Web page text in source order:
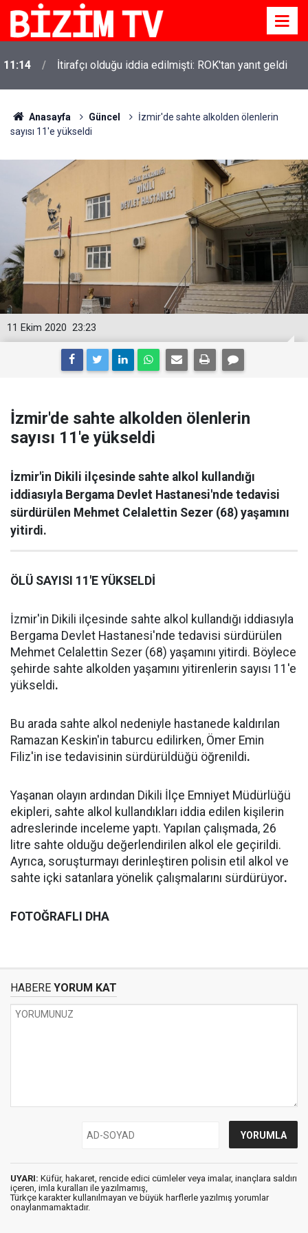
11:14 İtirafçı olduğu iddia edilmişti: ROK'tan yanıt geldi
Anasayfa Güncel
İzmir'de sahte alkolden ölenlerin
sayısı 11'e yükseldi
23:23
11 Ekim 2020
İzmir'de sahte alkolden ölenlerin
sayısı 11'e yükseldi
İzmir'in Dikili ilçesinde sahte alkol kullandığı
iddiasıyla Bergama Devlet Hastanesi'nde tedavisi
sürdürülen Mehmet Celalettin Sezer (68) yaşamını
yitirdi.
ÖLÜ SAYISI 11'E YÜKSELDİ
İzmir'in Dikili ilçesinde sahte alkol kullandığı iddiasıyla
Bergama Devlet Hastanesi'nde tedavisi sürdürülen
Mehmet Celalettin Sezer (68) yaşamını yitirdi. Böylece
şehirde sahte alkolden yaşamını yitirenlerin sayısı 11'e
yükseldi.
Bu arada sahte alkol nedeniyle hastanede kaldırılan
Ramazan Keskin'in taburcu edilirken, Ömer Emin
Filiz'in ise tedavisinin sürdürüldüğü öğrenildi.
Yaşanan olayın ardından Dikili İlçe Emniyet Müdürlüğü
ekipleri, sahte alkol kullandıkları iddia edilen kişilerin
adreslerinde inceleme yaptı. Yapılan çalışmada, 26
litre sahte olduğu değerlendirilen alkol ele geçirildi.
Ayrıca, soruşturmayı derinleştiren polisin etil alkol ve
sahte içki satanlara yönelik çalışmalarını sürdürüyor.
FOTOĞRAFLI DHA
HABERE YORUM KAT
UYARI: Küfür, hakaret, rencide edici cümleler veya imalar, inançlara saldırı
içeren, imla kuralları ile yazılmamış,
Türkçe karakter kullanılmayan ve büyük harflerle yazılmış yorumlar
onaylanmamaktadır.